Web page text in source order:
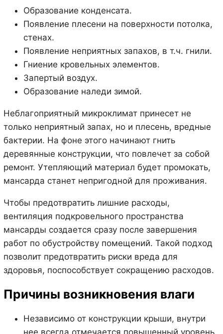
Образование конденсата.
Появление плесени на поверхности потолка,
стенах.
Появление неприятных запахов, в т.ч. гнили.
Гниение кровельных элементов.
Запертый воздух.
Образование наледи зимой.
Неблагоприятный микроклимат принесет не
только неприятный запах, но и плесень, вредные
бактерии. На фоне этого начинают гнить
деревянные конструкции, что повлечет за собой
ремонт. Утепляющий материал будет промокать,
мансарда станет непригодной для проживания.
Чтобы предотвратить лишние расходы,
вентиляция подкровельного пространства
мансарды создается сразу после завершения
работ по обустройству помещений. Такой подход
позволит предотвратить риски вреда для
здоровья, поспособствует сокращению расходов.
Причины возникновения влаги
Независимо от конструкции крыши, внутри
нее всегда отмечается повышенный уровень